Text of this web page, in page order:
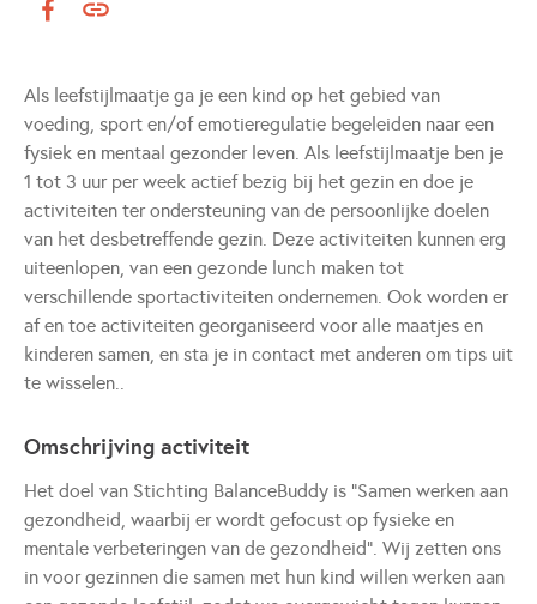
Als leefstijlmaatje ga je een kind op het gebied van
voeding, sport en/of emotieregulatie begeleiden naar een
fysiek en mentaal gezonder leven. Als leefstijlmaatje ben je
1 tot 3 uur per week actief bezig bij het gezin en doe je
activiteiten ter ondersteuning van de persoonlijke doelen
van het desbetreffende gezin. Deze activiteiten kunnen erg
uiteenlopen, van een gezonde lunch maken tot
verschillende sportactiviteiten ondernemen. Ook worden er
af en toe activiteiten georganiseerd voor alle maatjes en
kinderen samen, en sta je in contact met anderen om tips uit
te wisselen..
Omschrijving activiteit
Het doel van Stichting BalanceBuddy is "Samen werken aan
gezondheid, waarbij er wordt gefocust op fysieke en
mentale verbeteringen van de gezondheid". Wij zetten ons
in voor gezinnen die samen met hun kind willen werken aan